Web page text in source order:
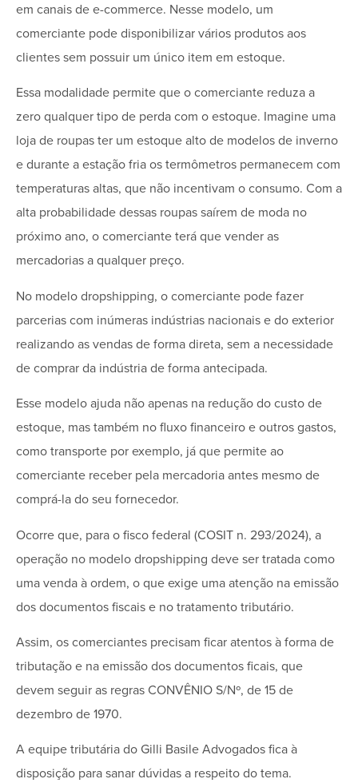
em canais de e-commerce. Nesse modelo, um
comerciante pode disponibilizar vários produtos aos
clientes sem possuir um único item em estoque.
Essa modalidade permite que o comerciante reduza a
zero qualquer tipo de perda com o estoque. Imagine uma
loja de roupas ter um estoque alto de modelos de inverno
e durante a estação fria os termômetros permanecem com
temperaturas altas, que não incentivam o consumo. Com a
alta probabilidade dessas roupas saírem de moda no
próximo ano, o comerciante terá que vender as
mercadorias a qualquer preço.
No modelo dropshipping, o comerciante pode fazer
parcerias com inúmeras indústrias nacionais e do exterior
realizando as vendas de forma direta, sem a necessidade
de comprar da indústria de forma antecipada.
Esse modelo ajuda não apenas na redução do custo de
estoque, mas também no fluxo financeiro e outros gastos,
como transporte por exemplo, já que permite ao
comerciante receber pela mercadoria antes mesmo de
comprá-la do seu fornecedor.
Ocorre que, para o fisco federal (COSIT n. 293/2024), a
operação no modelo dropshipping deve ser tratada como
uma venda à ordem, o que exige uma atenção na emissão
dos documentos fiscais e no tratamento tributário.
Assim, os comerciantes precisam ficar atentos à forma de
tributação e na emissão dos documentos ficais, que
devem seguir as regras CONVÊNIO S/Nº, de 15 de
dezembro de 1970.
A equipe tributária do Gilli Basile Advogados fica à
disposição para sanar dúvidas a respeito do tema.